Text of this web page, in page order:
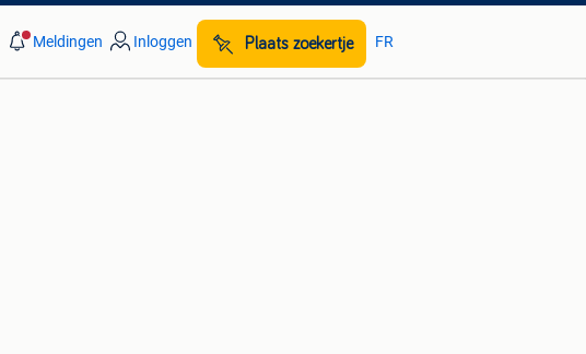
Meldingen Inloggen Plaats zoekertje FR